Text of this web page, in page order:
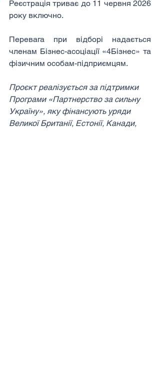
Реєстрація триває до 11 червня 2026
року включно.
Перевага при відборі надається
членам Бізнес-асоціації «4Бізнес» та
фізичним особам-підприємцям.
Проєкт реалізується за підтримки
Програми «Партнерство за сильну
Україну», яку фінансують уряди
Великої Британії, Естонії, Канади,